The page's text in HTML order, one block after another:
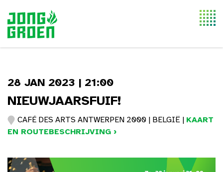
28 JAN 2023 | 21:00
NIEUWJAARSFUIF!
CAFÉ DES ARTS ANTWERPEN 2000 | BELGIË | KAART
EN ROUTEBESCHRIJVING ›